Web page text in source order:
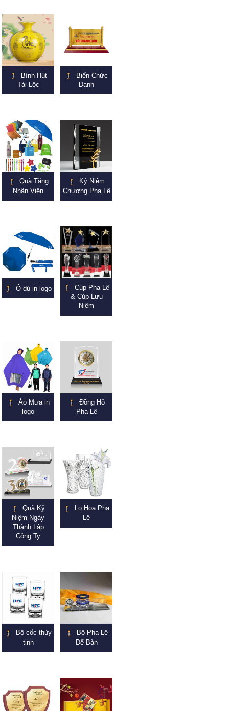
Bình Hút
Tài Lộc
Biển Chức
Danh
Quà Tặng
Nhân Viên
Kỷ Niệm
Chương Pha Lê
Ô dù in logo
Cúp Pha Lê
& Cúp Lưu
Niệm
Áo Mưa in
logo
Đồng Hồ
Pha Lê
Quà Kỷ
Niệm Ngày
Thành Lập
Công Ty
Lọ Hoa Pha
Lê
Bộ cốc thủy
tinh
Bộ Pha Lê
Để Bàn